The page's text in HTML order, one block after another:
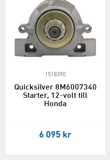
1518390
Quicksilver 8M6007340
Starter, 12-volt till
Honda
6 095 kr